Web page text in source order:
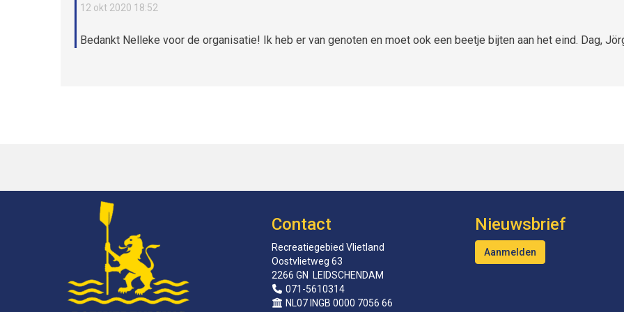
12 okt 2020 18:52
Bedankt Nelleke voor de organisatie! Ik heb er van genoten en moet ook een beetje bijten aan het eind. Dag,
Contact
Recreatiegebied Vlietland
Oostvlietweg 63
2266 GN LEIDSCHENDAM
071-5610314
NL07 INGB 0000 7056 66
Nieuwsbrief
Aanmelden